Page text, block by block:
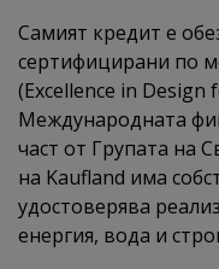
Самият кредит е
сертифицирани по
(Excellence in Design
Международната
част от Групата на
на Kaufland има
удостоверява
енергия, вода и